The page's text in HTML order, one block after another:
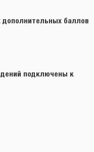
баллов
подключены к